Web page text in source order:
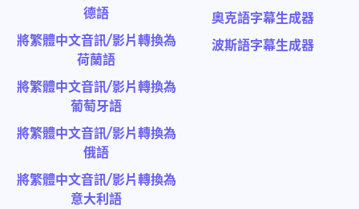
德語
將繁體中文音訊/影片轉換為
荷蘭語
將繁體中文音訊/影片轉換為
葡萄牙語
將繁體中文音訊/影片轉換為
俄語
將繁體中文音訊/影片轉換為
意大利語
奧克語字幕生成器
波斯語字幕生成器